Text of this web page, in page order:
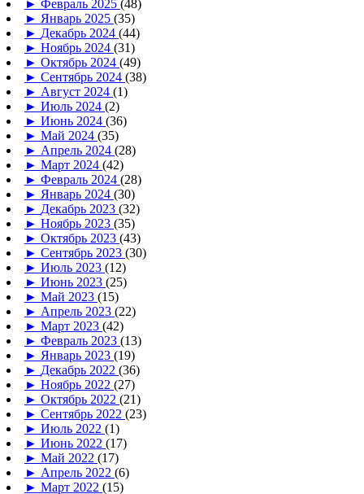
► Февраль 2025 (48)
► Январь 2025 (35)
► Декабрь 2024 (44)
► Ноябрь 2024 (31)
► Октябрь 2024 (49)
► Сентябрь 2024 (38)
► Август 2024 (1)
► Июль 2024 (2)
► Июнь 2024 (36)
► Май 2024 (35)
► Апрель 2024 (28)
► Март 2024 (42)
► Февраль 2024 (28)
► Январь 2024 (30)
► Декабрь 2023 (32)
► Ноябрь 2023 (35)
► Октябрь 2023 (43)
► Сентябрь 2023 (30)
► Июль 2023 (12)
► Июнь 2023 (25)
► Май 2023 (15)
► Апрель 2023 (22)
► Март 2023 (42)
► Февраль 2023 (13)
► Январь 2023 (19)
► Декабрь 2022 (36)
► Ноябрь 2022 (27)
► Октябрь 2022 (21)
► Сентябрь 2022 (23)
► Июль 2022 (1)
► Июнь 2022 (17)
► Май 2022 (17)
► Апрель 2022 (6)
► Март 2022 (15)